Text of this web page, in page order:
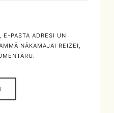
E-PASTA ADRESI UN
NĀKAMAJAI REIZEI,